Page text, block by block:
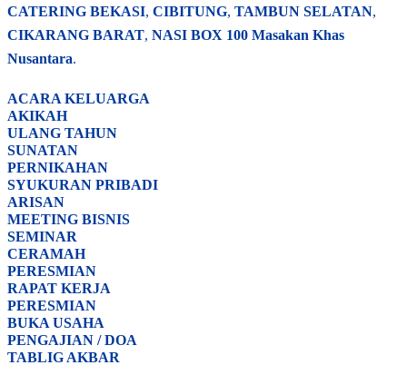
CATERING BEKASI, CIBITUNG, TAMBUN SELATAN,
CIKARANG BARAT, NASI BOX 100 Masakan Khas
Nusantara.
ACARA KELUARGA
AKIKAH
ULANG TAHUN
SUNATAN
PERNIKAHAN
SYUKURAN PRIBADI
ARISAN
MEETING BISNIS
SEMINAR
CERAMAH
PERESMIAN
RAPAT KERJA
PERESMIAN
BUKA USAHA
PENGAJIAN / DOA
TABLIG AKBAR